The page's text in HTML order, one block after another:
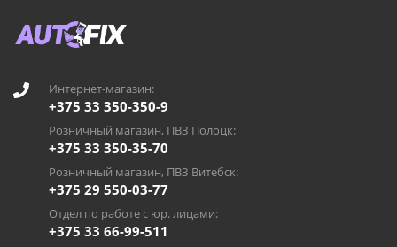
Интернет-магазин:
+375 33 350-350-9
Розничный магазин, ПВЗ Полоцк:
+375 33 350-35-70
Розничный магазин, ПВЗ Витебск:
+375 29 550-03-77
Отдел по работе с юр. лицами:
+375 33 66-99-511